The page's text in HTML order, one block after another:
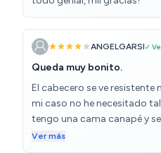
ANGELGARSI✓
Queda muy bonito.
El cabecero se ve resistente
mi caso no he necesitado
tengo una cama canapé y
Estoy contento relación
Ver más